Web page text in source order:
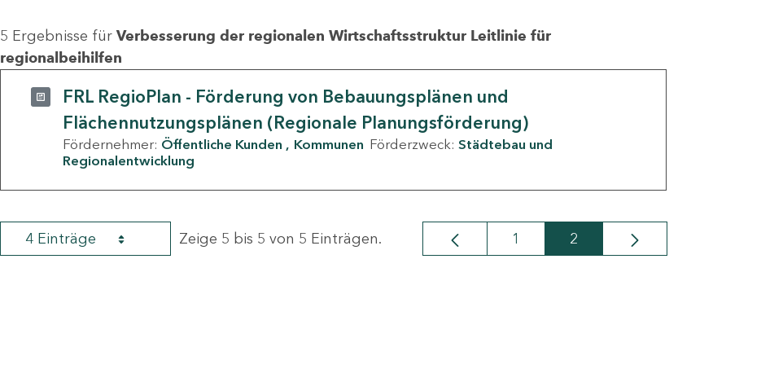
5 Ergebnisse für Verbesserung der regionalen Wirtschaftsstruktur Leitlinie für
regionalbeihilfen
FRL RegioPlan - Förderung von Bebauungsplänen und
Flächennutzungsplänen (Regionale Planungsförderung)
Fördernehmer: Öffentliche Kunden Kommunen Förderzweck: Städtebau und
Regionalentwicklung
4 Einträge Zeige 5 bis 5 von 5 Einträgen. Seite
1 Seite
2